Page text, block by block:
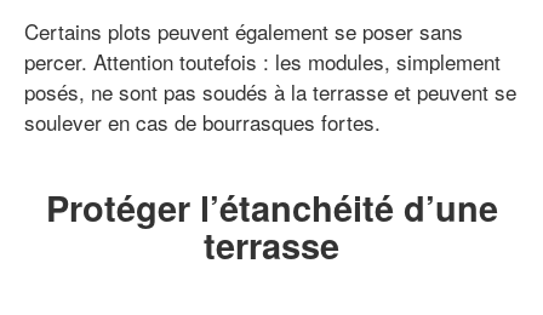
Certains plots peuvent également se poser sans
percer. Attention toutefois : les modules, simplement
posés, ne sont pas soudés à la terrasse et peuvent se
soulever en cas de bourrasques fortes.
Protéger l’étanchéité d’une
terrasse